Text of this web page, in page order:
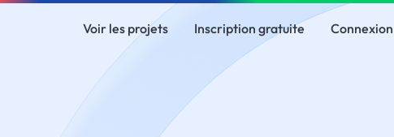
Voir les projets Inscription gratuite Connexion